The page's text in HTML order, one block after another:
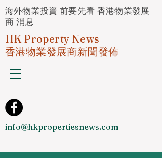
海外物業投資 前要先看 香港物業發展
商 消息
HK Property News
香港物業發展商新聞發佈
info@hkpropertiesnews.com